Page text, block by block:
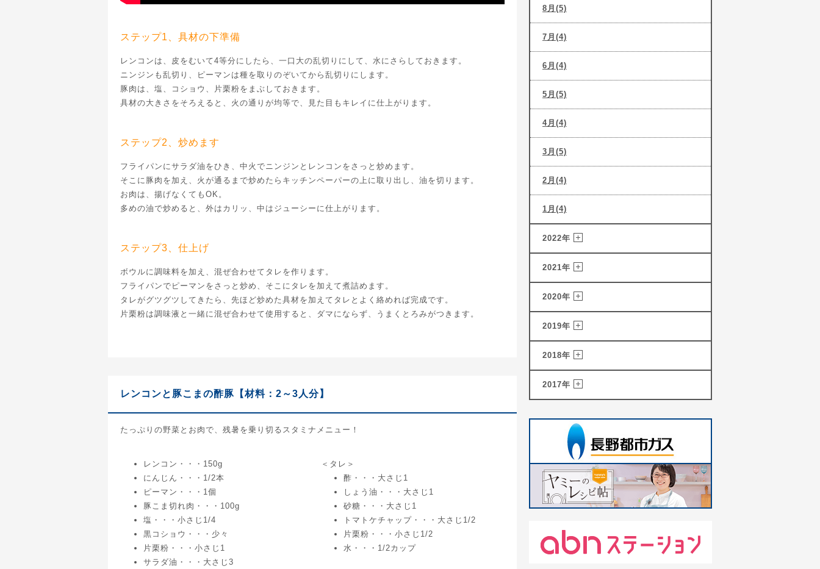
ステップ1、具材の下準備
レンコンは、皮をむいて4等分にしたら、一口大の乱切りにして、水にさらしておきます。
ニンジンも乱切り、ピーマンは種を取りのぞいてから乱切りにします。
豚肉は、塩、コショウ、片栗粉をまぶしておきます。
具材の大きさをそろえると、火の通りが均等で、見た目もキレイに仕上がります。
ステップ2、炒めます
フライパンにサラダ油をひき、中火でニンジンとレンコンをさっと炒めます。
そこに豚肉を加え、火が通るまで炒めたらキッチンペーパーの上に取り出し、油を切ります。
お肉は、揚げなくてもOK。
多めの油で炒めると、外はカリッ、中はジューシーに仕上がります。
ステップ3、仕上げ
ボウルに調味料を加え、混ぜ合わせてタレを作ります。
フライパンでピーマンをさっと炒め、そこにタレを加えて煮詰めます。
タレがグツグツしてきたら、先ほど炒めた具材を加えてタレとよく絡めれば完成です。
片栗粉は調味液と一緒に混ぜ合わせて使用すると、ダマにならず、うまくとろみがつきます。
レンコンと豚こまの酢豚【材料：2～3人分】
たっぷりの野菜とお肉で、残暑を乗り切るスタミナメニュー！
レンコン・・・150g
にんじん・・・1/2本
ピーマン・・・1個
豚こま切れ肉・・・100g
塩・・・小さじ1/4
黒コショウ・・・少々
片栗粉・・・小さじ1
サラダ油・・・大さじ3
＜タレ＞
酢・・・大さじ1
しょう油・・・大さじ1
砂糖・・・大さじ1
トマトケチャップ・・・大さじ1/2
片栗粉・・・小さじ1/2
水・・・1/2カップ
8月(5)
7月(4)
6月(4)
5月(5)
4月(4)
3月(5)
2月(4)
1月(4)
2022年
2021年
2020年
2019年
2018年
2017年